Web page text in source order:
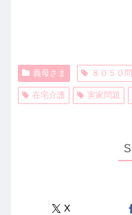
義母さま ８０５０
在宅介護 実家問題
X